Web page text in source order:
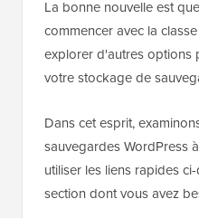
La bonne nouvelle est
commencer avec la
explorer d'autres options
votre stockage de
Dans cet esprit,
sauvegardes WordPress
utiliser les liens rapides
section dont vous avez